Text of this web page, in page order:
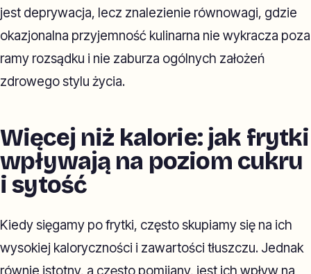
jest deprywacja, lecz znalezienie równowagi, gdzie
okazjonalna przyjemność kulinarna nie wykracza poza
ramy rozsądku i nie zaburza ogólnych założeń
zdrowego stylu życia.
Więcej niż kalorie: jak frytki
wpływają na poziom cukru
i sytość
Kiedy sięgamy po frytki, często skupiamy się na ich
wysokiej kaloryczności i zawartości tłuszczu. Jednak